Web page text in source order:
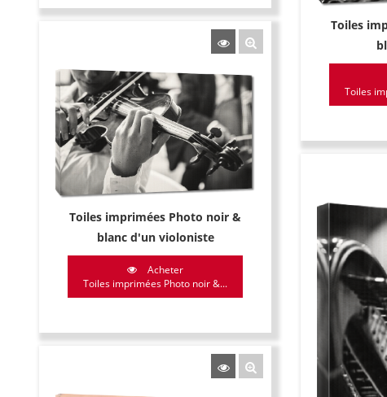
Toiles
Toiles
Toiles imprimées Photo noir &
blanc d'un violoniste
Acheter
Toiles imprimées Photo noir &...